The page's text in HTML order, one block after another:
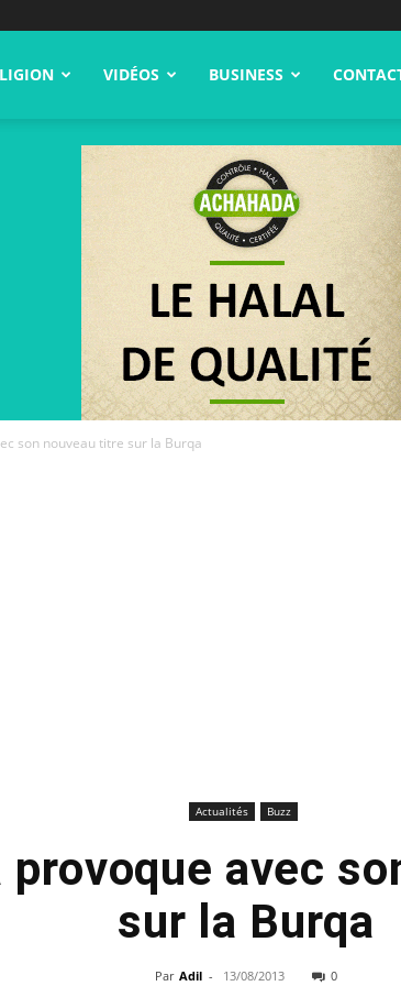
VIDÉOS BUSINESS
son nouveau titre sur la Burqa
Actualités Buzz
provoque avec
sur la Burqa
Par Adil - 13/08/2013 0